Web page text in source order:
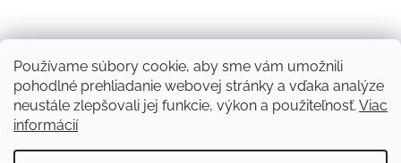
Používame súbory cookie, aby sme vám umožnili
pohodlné prehliadanie webovej stránky a vďaka analýze
neustále zlepšovali jej funkcie, výkon a použiteľnosť. Viac
informácií